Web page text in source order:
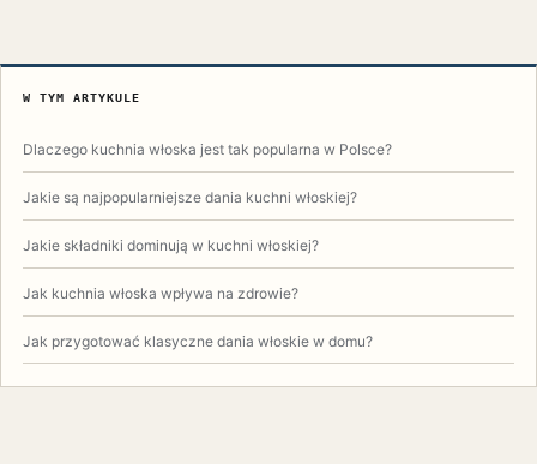
W TYM ARTYKULE
Dlaczego kuchnia włoska jest tak popularna w Polsce?
Jakie są najpopularniejsze dania kuchni włoskiej?
Jakie składniki dominują w kuchni włoskiej?
Jak kuchnia włoska wpływa na zdrowie?
Jak przygotować klasyczne dania włoskie w domu?